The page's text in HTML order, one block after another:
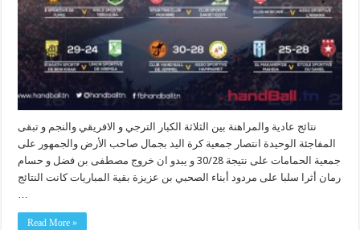
نتائج عادية والمراهنة بين الثلاثة الكبار الترجي و الافريقي والنجم و تبقى
المفاجئة الوحيدة انتصار جمعية كرة اليد بجمال صاحب الأرض والجمهور على
جمعية الحمامات على نتيجة 30/28 و يبدو ان خروج مصطفى بن فضل و حسام
رمان أثرا سلبا على مردود أبناء الصحبي بن عزيزة بقية المباريات كانت النتائج
…
Read More »